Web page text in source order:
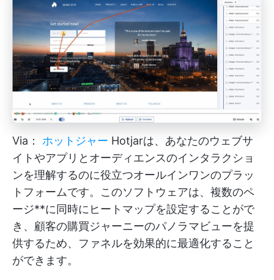
Via： ホットジャー Hotjarは、あなたのウェブサ
イトやアプリとオーディエンスのインタラクショ
ンを理解するのに役立つオールインワンのプラッ
トフォームです。このソフトウェアは、複数のペ
ージ**に同時にヒートマップを設定することがで
き、顧客の購買ジャーニーのパノラマビューを提
供するため、ファネルを効果的に最適化すること
ができます。